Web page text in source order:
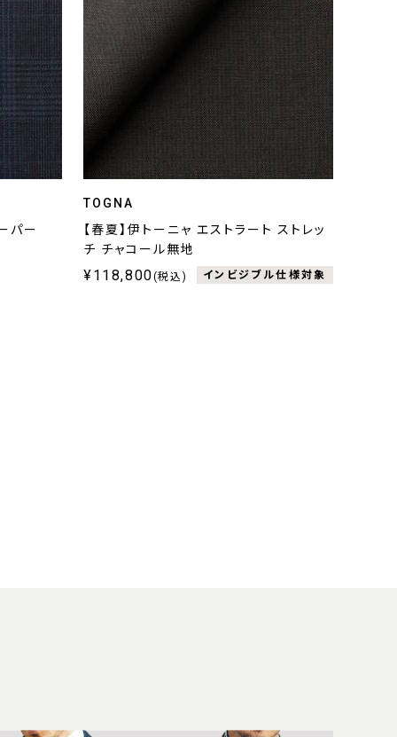
パー
TOGNA
【春夏】伊トーニャ エストラート ストレッ
チ チャコール無地
¥118,800(税込) インビジブル仕様対象